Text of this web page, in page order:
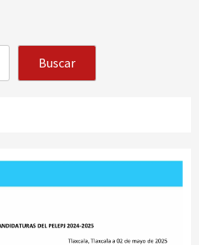
Buscar